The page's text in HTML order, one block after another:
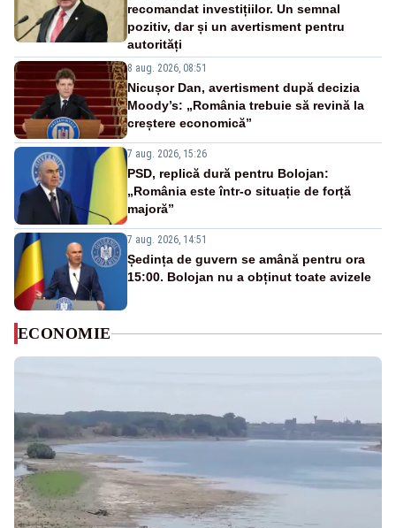
recomandat investițiilor. Un semnal
pozitiv, dar și un avertisment pentru
autorități
8 aug. 2026, 08:51
Nicușor Dan, avertisment după decizia
Moody’s: „România trebuie să revină la
creștere economică”
7 aug. 2026, 15:26
PSD, replică dură pentru Bolojan:
„România este într-o situație de forță
majoră”
7 aug. 2026, 14:51
Ședința de guvern se amână pentru ora
15:00. Bolojan nu a obținut toate avizele
ECONOMIE